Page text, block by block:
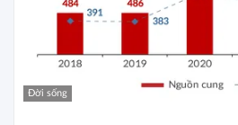
Đời sống